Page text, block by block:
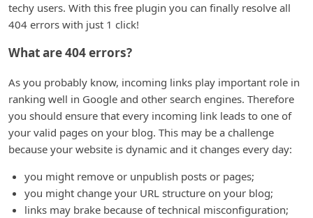
techy users. With this free plugin you can finally resolve all
404 errors with just 1 click!
What are 404 errors?
As you probably know, incoming links play important role in
ranking well in Google and other search engines. Therefore
you should ensure that every incoming link leads to one of
your valid pages on your blog. This may be a challenge
because your website is dynamic and it changes every day:
you might remove or unpublish posts or pages;
you might change your URL structure on your blog;
links may brake because of technical misconfiguration;